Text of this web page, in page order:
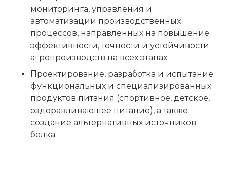
мониторинга, управления и
автоматизации производственных
процессов, направленных на повышение
эффективности, точности и устойчивости
агропроизводств на всех этапах;
Проектирование, разработка и испытание
функциональных и специализированных
продуктов питания (спортивное, детское,
оздоравливающее питание), а также
создание альтернативных источников
белка.